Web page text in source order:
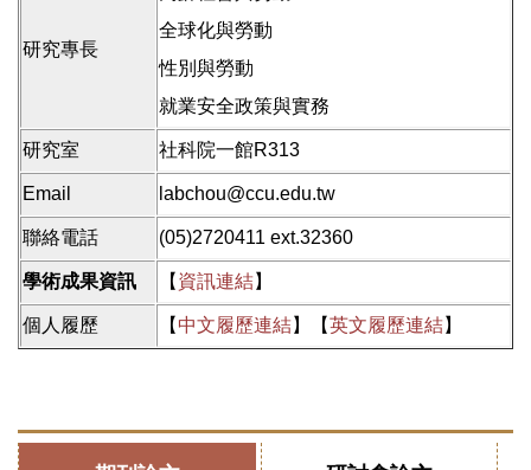
研究專長
全球化與勞動
性別與勞動
就業安全政策與實務
研究室 社科院一館R313
Email labchou@ccu.edu.tw
聯絡電話 (05)2720411 ext.32360
學術成果資訊 【 資訊連結】
個人履歷 【 中文履歷連結】【英文履歷連結】